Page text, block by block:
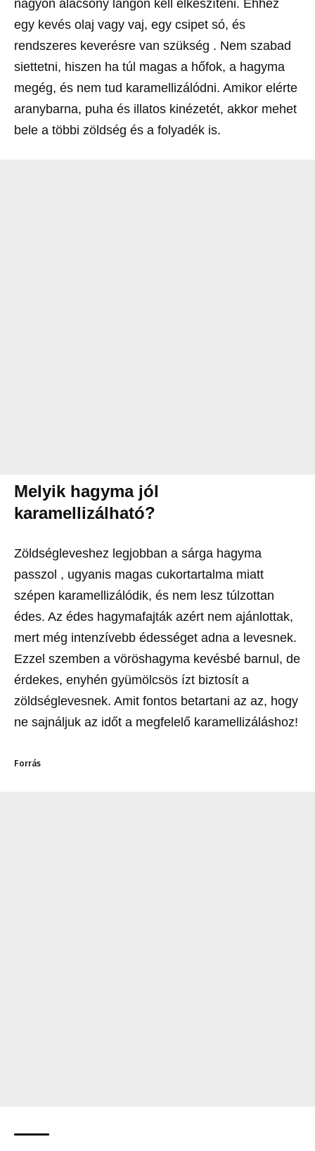
nagyon alacsony lángon kell elkészíteni. Ehhez
egy kevés olaj vagy vaj, egy csipet só, és
rendszeres keverésre van szükség . Nem szabad
siettetni, hiszen ha túl magas a hőfok, a hagyma
megég, és nem tud karamellizálódni. Amikor elérte
aranybarna, puha és illatos kinézetét, akkor mehet
bele a többi zöldség és a folyadék is.
Melyik hagyma jól
karamellizálható?
Zöldségleveshez legjobban a sárga hagyma
passzol , ugyanis magas cukortartalma miatt
szépen karamellizálódik, és nem lesz túlzottan
édes. Az édes hagymafajták azért nem ajánlottak,
mert még intenzívebb édességet adna a levesnek.
Ezzel szemben a vöröshagyma kevésbé barnul, de
érdekes, enyhén gyümölcsös ízt biztosít a
zöldséglevesnek. Amit fontos betartani az az, hogy
ne sajnáljuk az időt a megfelelő karamellizáláshoz!
Forrás